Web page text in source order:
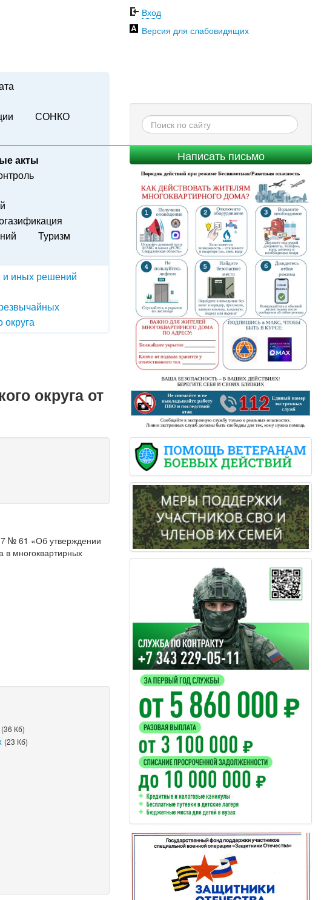
СОНКО
Вход
Версия для слабовидящих
Написать письмо
акты
Туризм
и иных решений
округа
округа от
№ 61 «Об утверждении
в многоквартирных
(36 Кб)
(23 Кб)